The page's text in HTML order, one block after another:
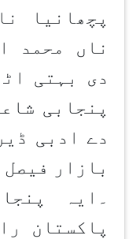
پچھانیا
ناں محمد
دی بہتی
پنجابی
دے ادبی
بازار
۔ایہ
پاکستان